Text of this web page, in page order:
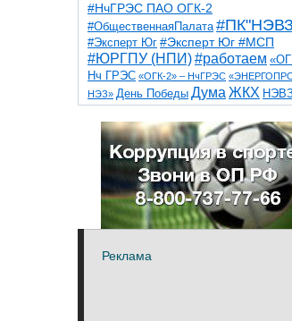
#НчГРЭС ПАО ОГК-2
#ОбщественнаяПалата
#Эксперт Юг #Эксперт Юг #МСП
#ЮРГПУ (НПИ)#работаем
Нч ГРЭС «ОГК-2» – НчГРЭС
НЭЗ» День Победы Дума ЖКХ
НчГРЭС ТНТ
благоустройствоветераны
детидороги казаки коррупция
общественная палата парк пожар роща
спорт театр транспорт художники
Реклама